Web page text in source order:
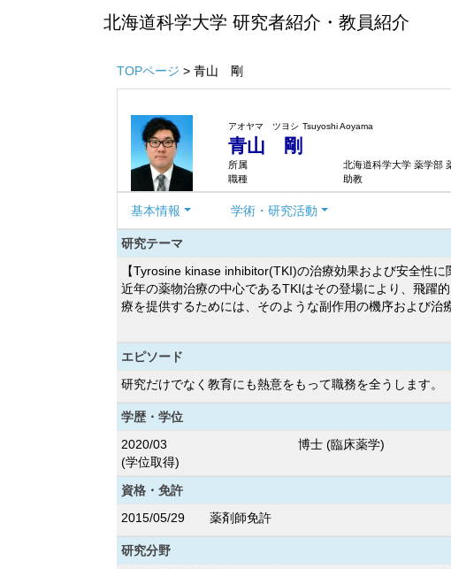
北海道科学大学 研究者紹介・教員紹介
TOPページ > 青山 剛
アオヤマ ツヨシ Tsuyoshi Aoyama
青山 剛
所属
北海道科学大学 薬学部
職種
助教
基本情報 学術・研究活動
研究テーマ
【Tyrosine kinase inhibitor(TKI)の治療効果および安全性に
近年の薬物治療の中心であるTKIはその登場により、飛躍
療を提供するためには、そのような副作用の機序および治
エピソード
研究だけでなく教育にも熱意をもって職務を全うします。
学歴・学位
2020/03
(学位取得)
博士 (臨床薬学)
資格・免許
2015/05/29
薬剤師免許
研究分野